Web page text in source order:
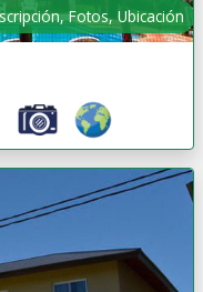
Fotos, Ubicación